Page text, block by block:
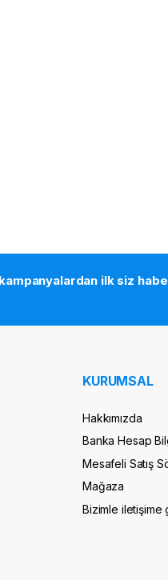
ilk siz
KURUMSAL
Hakkımızda
Banka Hesap
Mesafeli Satış
Mağaza
Bizimle iletişime